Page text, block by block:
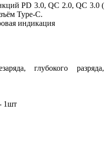
PD 3.0, QC 2.0, QC 3.0 (
Type-C.
индикация
глубокого разряда,
1шт